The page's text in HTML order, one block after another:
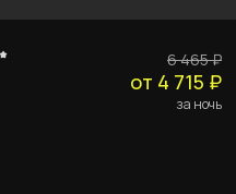
6 465 ₽
от 4 715 ₽
за ночь